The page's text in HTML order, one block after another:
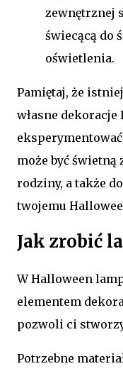
zewnętrznej
świecącą do
oświetlenia.
Pamiętaj, że
własne
może być świetną
rodziny, a także
twojemu
Jak zrobić
W Halloween
elementem
pozwoli ci
Potrzebne